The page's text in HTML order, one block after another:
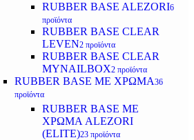
RUBBER BASE ALEZORI6
προϊόντα
RUBBER BASE CLEAR
LEVEN2 προϊόντα
RUBBER BASE CLEAR
MYNAILBOX2 προϊόντα
RUBBER BASE ΜΕ ΧΡΩΜΑ36
προϊόντα
RUBBER BASE ΜΕ
ΧΡΩΜΑ ALEZORI
(ELITE)23 προϊόντα